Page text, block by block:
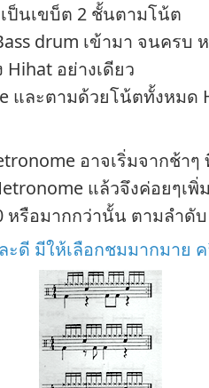
ป็นเขบ็ต 2 ชั้นตามโน้ต
drum เข้ามา จนครบ
อย่างเดียว
และตามด้วยโน้ตทั้งหมด
อาจเริ่มจากช้าๆ
แล้วจึงค่อยๆเ
หรือมากกว่านั้น ตามลำดับ
ดี มีให้เลือกชมมากมาย ค